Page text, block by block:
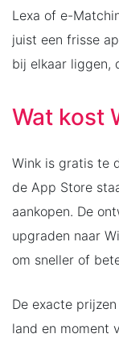
Lexa of e-
juist een frisse
bij elkaar liggen,
Wat kost
Wink is gratis te
de App Store
aankopen. De
upgraden naar
om sneller of
De exacte
land en moment